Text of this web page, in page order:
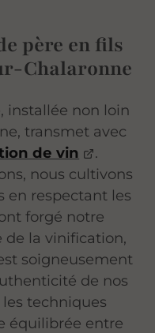
père en fils
Chalaronne
installée non loin
transmet avec
de vin
.
nous cultivons
en respectant les
forgé notre
de la vinification,
soigneusement
de nos
techniques
équilibrée entre